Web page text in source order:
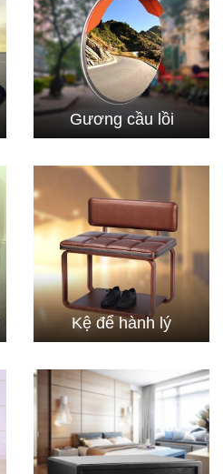
Gương cầu lồi
Kệ để hành lý